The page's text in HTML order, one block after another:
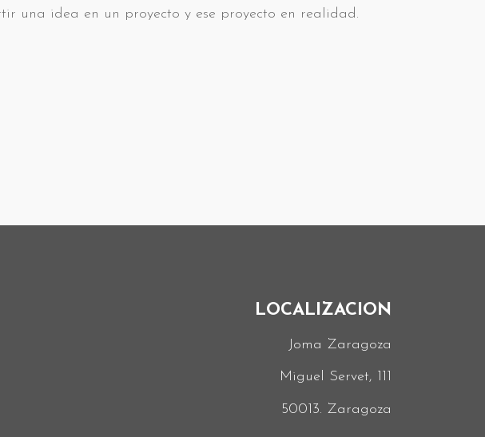
una idea en un proyecto y ese proyecto en realidad.
LOCALIZACION
Joma Zaragoza
Miguel Servet, 111
50013. Zaragoza